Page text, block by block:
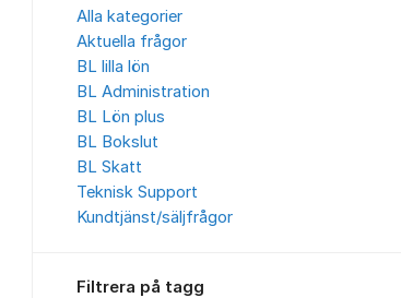
Alla kategorier
Aktuella frågor
BL lilla lön
BL Administration
BL Lön plus
BL Bokslut
BL Skatt
Teknisk Support
Kundtjänst/säljfrågor
Filtrera på tagg